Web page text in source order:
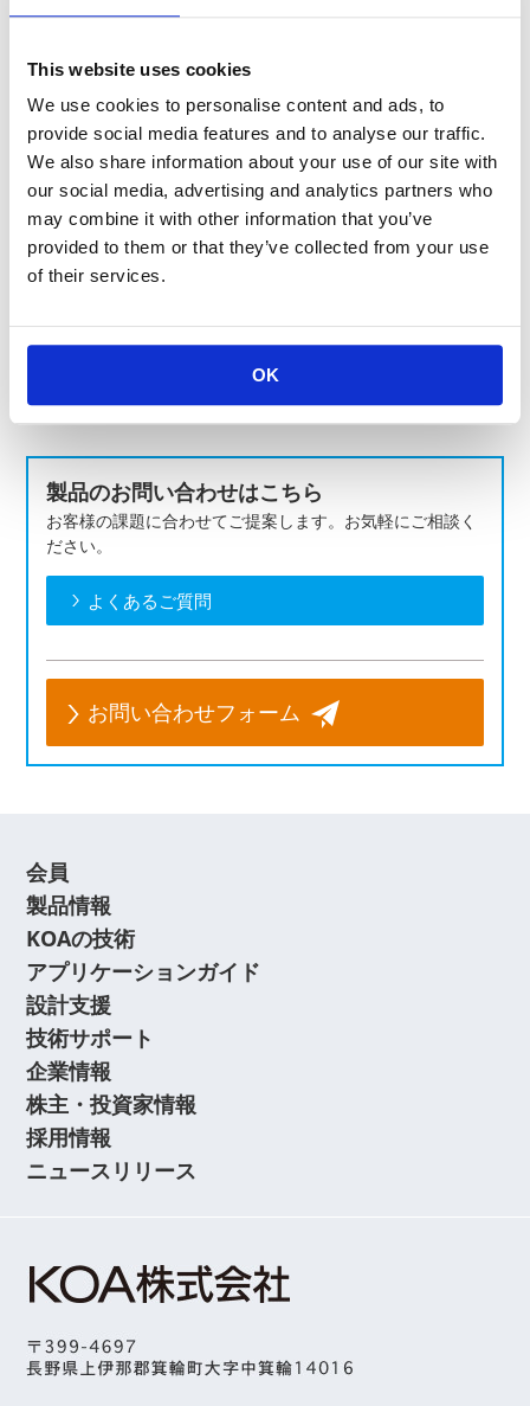
This website uses cookies
We use cookies to personalise content and ads, to
provide social media features and to analyse our traffic.
We also share information about your use of our site with
our social media, advertising and analytics partners who
may combine it with other information that you’ve
provided to them or that they’ve collected from your use
of their services.
OK
車体内部・外部の流れ解析結果
ご検討のヒント
気流を扱っている装置は、シミュレーション結果を用いて設計さ
結果がシミュレーション通りにならないこともあるため、実測で
の検証手段としてご検討ください。
製品のお問い合わせはこちら
お客様の課題に合わせてご提案します。お気軽にご相談く
ださい。
よくあるご質問
お問い合わせフォーム
会員
製品情報
KOAの技術
アプリケーションガイド
設計支援
技術サポート
企業情報
株主・投資家情報
採用情報
ニュースリリース